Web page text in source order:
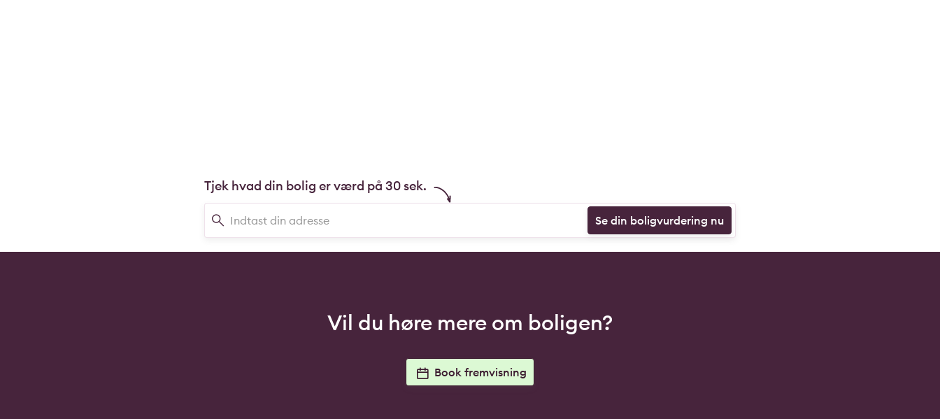
Tjek hvad din bolig er værd på 30 sek.
Se din boligvurdering nu
Vil du høre mere om boligen?
Book fremvisning